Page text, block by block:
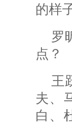
的样
罗
点？
王
夫、
白、